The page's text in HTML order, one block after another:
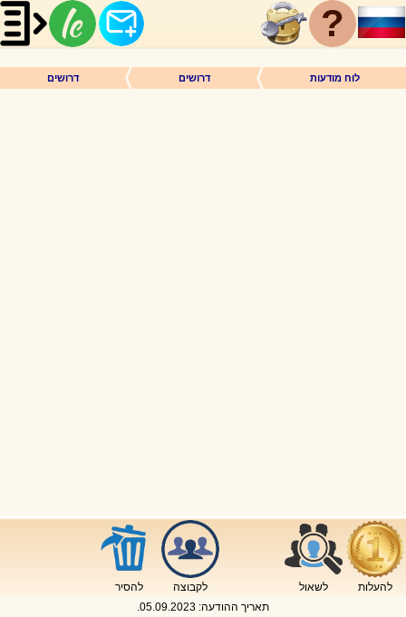
?
לוח מודעות דרושים דרושים
להעלות לשאול לקבוצה
להסיר
תאריך ההודעה: 05.09.2023
.